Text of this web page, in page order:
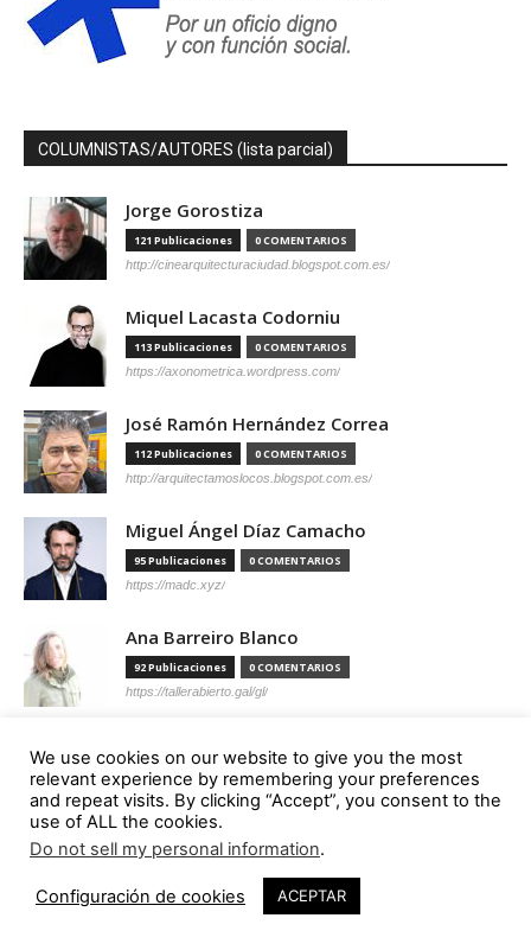
COLUMNISTAS/AUTORES (lista parcial)
Jorge Gorostiza
121 Publicaciones 0 COMENTARIOS
http://cinearquitecturaciudad.blogspot.com.es/
Miquel Lacasta Codorniu
113 Publicaciones 0 COMENTARIOS
https://axonometrica.wordpress.com/
José Ramón Hernández Correa
112 Publicaciones 0 COMENTARIOS
http://arquitectamoslocos.blogspot.com.es/
Miguel Ángel Díaz Camacho
95 Publicaciones 0 COMENTARIOS
https://madc.xyz/
Ana Barreiro Blanco
92 Publicaciones 0 COMENTARIOS
https://tallerabierto.gal/gl/
87 Publicaciones 0 COMENTARIOS
http://vaumm.com/
Óscar Tenreiro Degwitz
0 COMENTARIOS
https://oscartenreiro.com/
We use cookies on our website to give you the most
relevant experience by remembering your preferences
and repeat visits. By clicking “Accept”, you consent to the
use of ALL the cookies.
Do not sell my personal information.
Configuración de cookies ACEPTAR